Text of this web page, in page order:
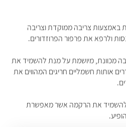
באמצעות צריבה ממוקדת וצריבה
ולרפא את פרפור הפרוזדורים.
מכוונת, מיושמת על מנת להשמיד את
אותות חשמליים חריגים המהווים את
להשמיד את הרקמה אשר מאפשרת